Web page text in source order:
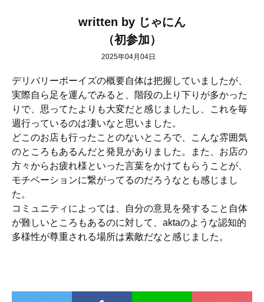
written by じゃにん
（初参加）
2025年04月04日
デリバリーボーイズの概要自体は把握していましたが、
実際自ら足を運んでみると、階段の上り下りが多かった
りで、 思ってたよりも大変だと感じましたし、
これを毎
週行っているのは凄いなと思いました。
どこのお店も行ったことのないところで、
こんな雰囲気
のところもあるんだと発見がありました。また、 お店の
方々からお疲れ様といった言葉をかけてもらうことが、
モチベーションに繋がってるのだろうなとも感じまし
た。
コミュニティによっては、
自分の意見を発すること自体
が難しいところもあるのに対して、 aktaのような認知的
多様性が尊重される場所は素敵だなと感じ ました。